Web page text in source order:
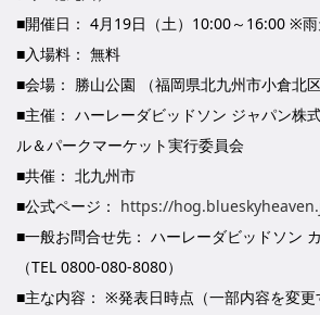
■開催日： 4月19日（土）10:00～16:00 ※
■入場料： 無料
■会場： 勝山公園 （福岡県北九州市小倉北区
■主催： ハーレーダビッドソン ジャパン株
ル＆パークマーケット実行委員会
■共催： 北九州市
■公式ページ： https://
■一般お問合せ先： ハーレーダビッドソン
（TEL 0800-080-8080）
■主な内容： ※発表日時点（一部内容を変更